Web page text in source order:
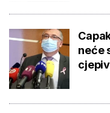
neće